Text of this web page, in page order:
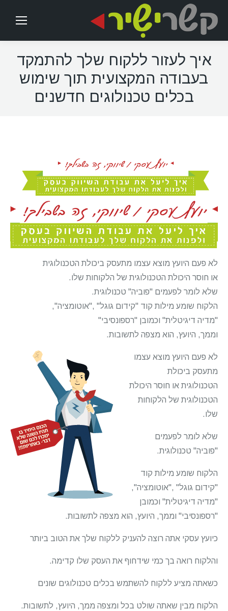
איך לעזור ללקוח שלך להתמקד
בעבודה המקצועית תוך שימוש
בכלים טכנולוגים חדשנים
לא פעם היועץ מוצא עצמו מתעסק ביכולת הטכנולוגית
או חוסר היכולת הטכנולוגית של הלקוחות שלו.
שלא לומר לפעמים "פוביה" טכנולוגית.
הלקוח שומע מילות קוד "קידום גוגל" ,"אוטומציה",
"מדיה דיגיטלית" וכמובן "רספונסיבי"
וממך, היועץ, הוא מצפה לתשובות.
לא פעם היועץ מוצא עצמו
מתעסק ביכולת
הטכנולוגית או חוסר היכולת
הטכנולוגית של הלקוחות
שלו.
שלא לומר לפעמים
"פוביה" טכנולוגית.
הלקוח שומע מילות קוד
"קידום גוגל" ,"אוטומציה",
"מדיה דיגיטלית" וכמובן
"רספונסיבי" וממך, היועץ, הוא מצפה לתשובות.
כיועץ עסקי אתה רוצה להעניק ללקוח שלך את הטוב ביותר
והלקוח רואה בך כמי שידחוף את העסק שלו קדימה.
כשאתה מציע ללקוח להשתמש בכלים טכנולוגים שונים
הלקוח מבין שאתה שולט בכל ומצפה ממך, היועץ, לתשובות.